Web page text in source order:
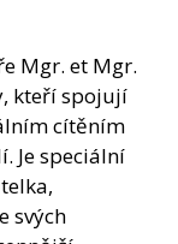
Mgr. et Mgr.
kteří spojují
cítěním
Je speciální
svých